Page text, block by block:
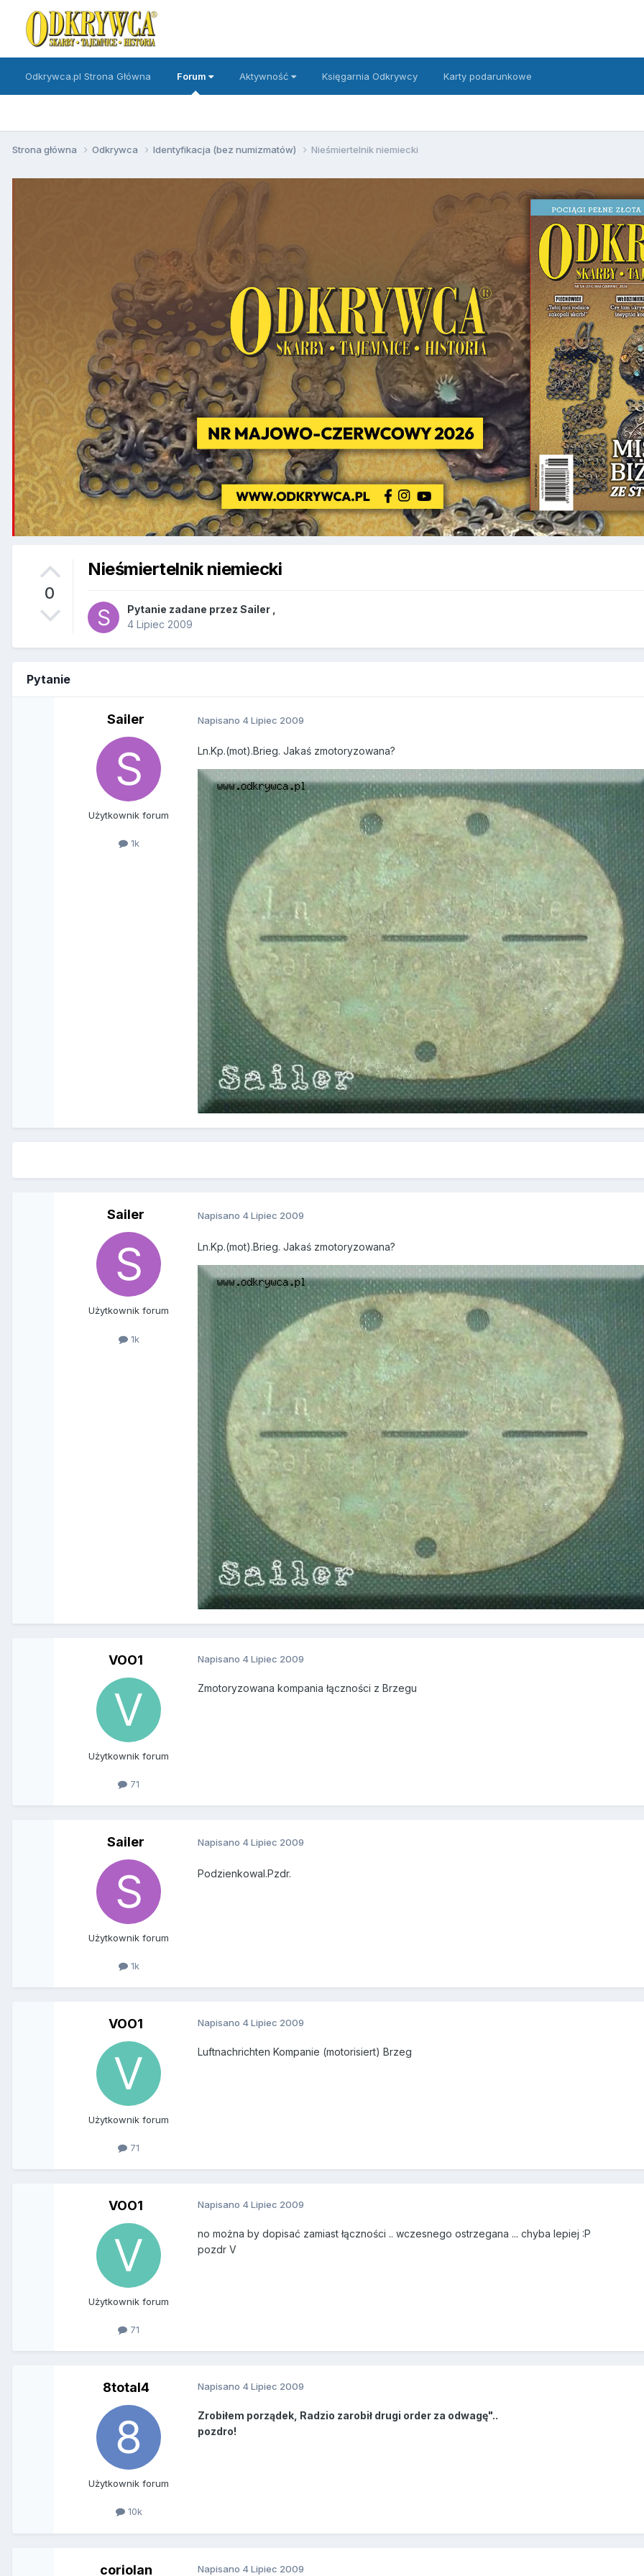
Odkrywca.pl Strona Główna Forum Aktywność Księgarnia Odkrywcy Karty podarunkowe
Strona główna Odkrywca Identyfikacja (bez numizmatów) Nieśmiertelnik niemiecki
0
Nieśmiertelnik niemiecki
Pytanie zadane przez Sailer
4 Lipiec 2009
Pytanie
Sailer
Użytkownik forum
1k
Napisano 4 Lipiec 2009
Ln.Kp.(mot).Brieg. Jakaś zmotoryzowana?
Sailer
Użytkownik forum
1k
Napisano 4 Lipiec 2009
Ln.Kp.(mot).Brieg. Jakaś zmotoryzowana?
VOO1
Użytkownik forum
71
Napisano 4 Lipiec 2009
Zmotoryzowana kompania łączności z Brzegu
Sailer
Użytkownik forum
1k
Napisano 4 Lipiec 2009
Podzienkowal.Pzdr.
VOO1
Użytkownik forum
71
Napisano 4 Lipiec 2009
Luftnachrichten Kompanie (motorisiert) Brzeg
VOO1
Użytkownik forum
71
Napisano 4 Lipiec 2009
no można by dopisać zamiast łączności .. wczesnego ostrzegana ... chyba lepiej :P
pozdr V
8total4
Użytkownik forum
10k
Napisano 4 Lipiec 2009
Zrobiłem porządek, Radzio zarobił drugi order za odwagę"..
pozdro!
coriolan Napisano 4 Lipiec 2009